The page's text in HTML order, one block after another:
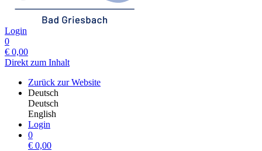
Login
0
€ 0,00
Direkt zum Inhalt
Zurück zur Website
Deutsch
Deutsch
English
Login
0
€ 0,00